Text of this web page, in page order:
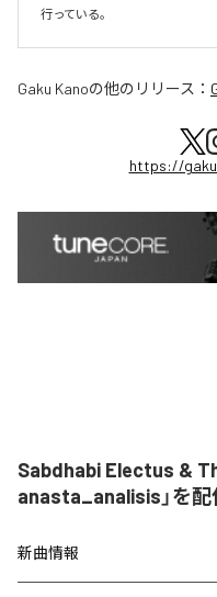
行っている。
Gaku Kanoの他のリリース：
https://
Sabdhabi Electus &
anasta_analisis」を
新曲情報